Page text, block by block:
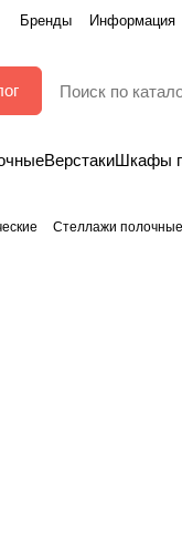
Бренды Информация
ВерстакиШкафы
Стеллажи полочные